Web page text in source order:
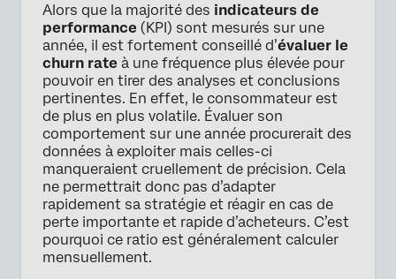
Alors que la majorité des indicateurs de
performance (KPI) sont mesurés sur une
année, il est fortement conseillé d’évaluer le
churn rate à une fréquence plus élevée pour
pouvoir en tirer des analyses et conclusions
pertinentes. En effet, le consommateur est
de plus en plus volatile. Évaluer son
comportement sur une année procurerait des
données à exploiter mais celles-ci
manqueraient cruellement de précision. Cela
ne permettrait donc pas d’adapter
rapidement sa stratégie et réagir en cas de
perte importante et rapide d’acheteurs. C’est
pourquoi ce ratio est généralement calculer
mensuellement.